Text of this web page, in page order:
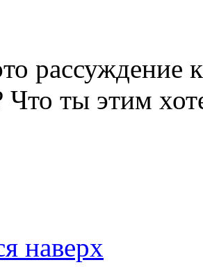
рассуждение
Что ты этим
наверх